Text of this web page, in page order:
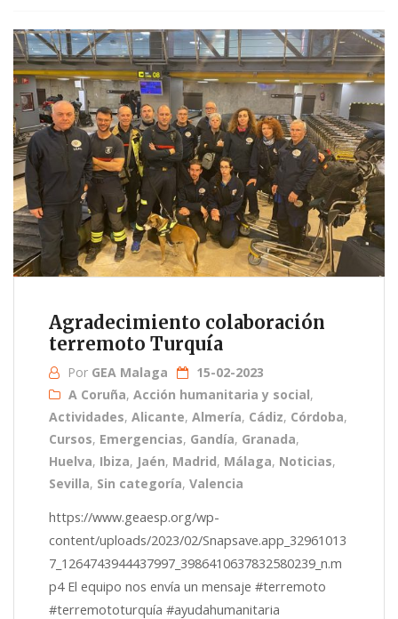
Agradecimiento colaboración
terremoto Turquía
Por GEA Malaga
15-02-2023
A Coruña, Acción humanitaria y social,
Actividades, Alicante, Almería, Cádiz, Córdoba,
Cursos, Emergencias, Gandía, Granada,
Huelva, Ibiza, Jaén, Madrid, Málaga, Noticias,
Sevilla, Sin categoría, Valencia
https://www.geaesp.org/wp-
content/uploads/2023/02/Snapsave.app_32961013
7_1264743944437997_3986410637832580239_n.m
p4 El equipo nos envía un mensaje #terremoto
#terremototurquía #ayudahumanitaria